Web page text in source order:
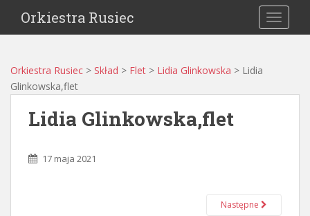
Orkiestra Rusiec
Orkiestra Rusiec > Skład > Flet > Lidia Glinkowska > Lidia
Glinkowska,flet
Lidia Glinkowska,flet
17 maja 2021
Następne